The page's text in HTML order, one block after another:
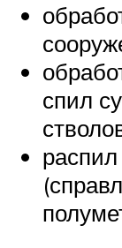
спил